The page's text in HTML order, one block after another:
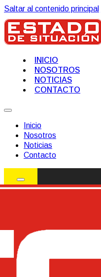
Saltar al contenido principal
INICIO
NOSOTROS
NOTICIAS
CONTACTO
Inicio
Nosotros
Noticias
Contacto